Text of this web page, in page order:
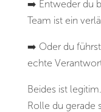
➡️ Entweder du
Team ist ein
➡️ Oder du
echte
Beides ist
Rolle du gerade